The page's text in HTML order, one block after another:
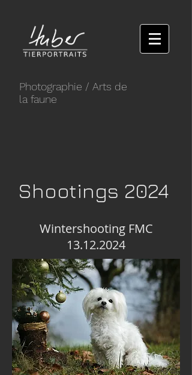
Photographie / Arts de
la faune
Shootings 2024
Wintershooting FMC
13.12.2024